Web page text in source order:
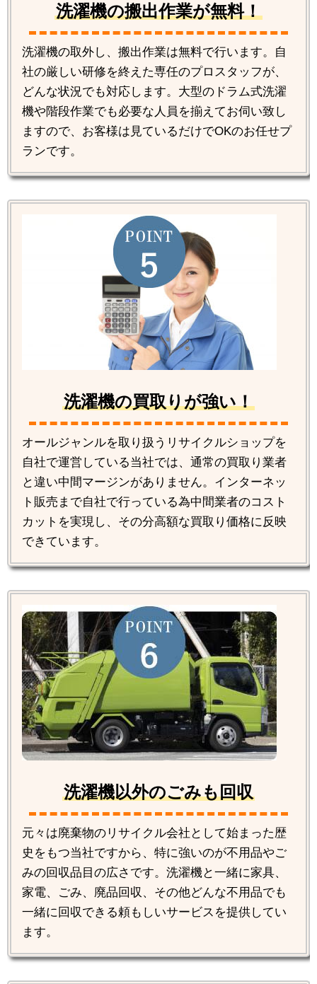
洗濯機の搬出作業が無料！
洗濯機の取外し、搬出作業は無料で行います。自
社の厳しい研修を終えた専任のプロスタッフが、
どんな状況でも対応します。大型のドラム式洗濯
機や階段作業でも必要な人員を揃えてお伺い致し
ますので、お客様は見ているだけでOKのお任せプ
ランです。
洗濯機の買取りが強い！
オールジャンルを取り扱うリサイクルショップを
自社で運営している当社では、通常の買取り業者
と違い中間マージンがありません。インターネッ
ト販売まで自社で行っている為中間業者のコスト
カットを実現し、その分高額な買取り価格に反映
できています。
洗濯機以外のごみも回収
元々は廃棄物のリサイクル会社として始まった歴
史をもつ当社ですから、特に強いのが不用品やご
みの回収品目の広さです。洗濯機と一緒に家具、
家電、ごみ、廃品回収、その他どんな不用品でも
一緒に回収できる頼もしいサービスを提供してい
ます。